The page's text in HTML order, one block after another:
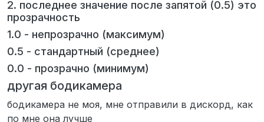
2. последнее значение после запятой (0.5) это
прозрачность
1.0 - непрозрачно (максимум)
0.5 - стандартный (среднее)
0.0 - прозрачно (минимум)
другая бодикамера
бодикамера не моя, мне отправили в дискорд, как
по мне она лучше